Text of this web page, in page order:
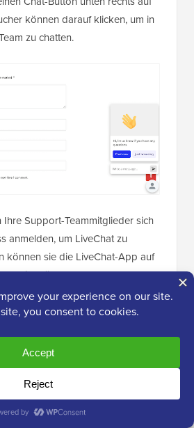
können darauf klicken, um in
zu chatten.
Support-Teammitglieder sich
anmelden, um LiveChat zu
können sie die LiveChat-App auf
verwenden.
und einfach für Ihre Besucher und
zu verwandeln, indem Sie
beantworten.
auch Pre-Chat-Umfragen, mit
sammeln können,